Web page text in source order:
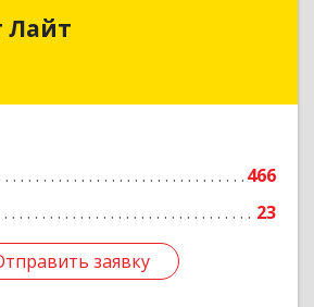
Лайт
466
23
заявку
край, Пятигорск г,
заявку